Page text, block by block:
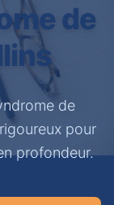
de
de
pour
profondeur.